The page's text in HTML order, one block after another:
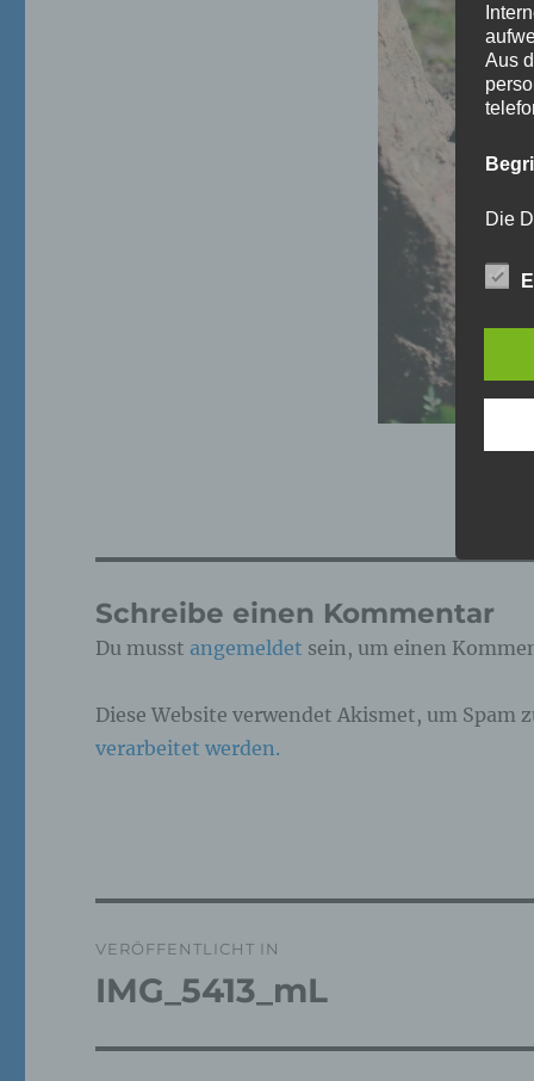
Schreibe einen Kommentar
Du musst angemeldet sein, um einen
Diese Website verwendet Akismet, um Spam
verarbeitet werden.
VERÖFFENTLICHT IN
IMG_5413_mL
Aus
Die
dies
Wir